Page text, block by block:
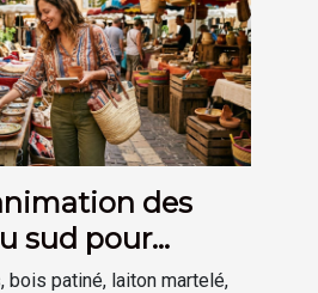
des
sud pour
bois patiné, laiton martelé,